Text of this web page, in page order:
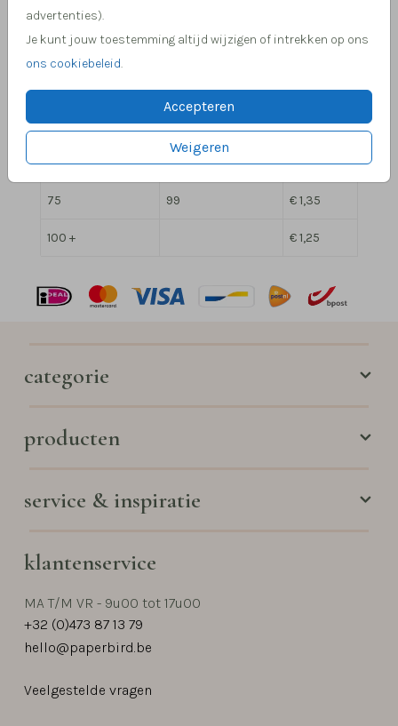
advertenties).
Je kunt jouw toestemming altijd wijzigen of intrekken op ons
ons cookiebeleid.
Accepteren
Weigeren
2
19
20 29 € 1,65
30 49 € 1,55
50 74 € 1,45
75 99 € 1,35
100 + € 1,25
categorie
producten
service & inspiratie
klantenservice
MA T/M VR - 9u00 tot 17u00
+32 (0)473 87 13 79
hello@paperbird.be
Veelgestelde vragen